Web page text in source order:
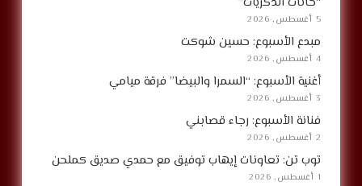
5 أغسطس, 2026
مبدع الأسبوع: حسين شوكت
4 أغسطس, 2026
أغنية الأسبوع: “السمرا والبيضا” فرقة ميامي
3 أغسطس, 2026
فنانة الأسبوع: رجاء قصابني
2 أغسطس, 2026
توب تن: تعاونات إيهاب توفيق مع حمدي صديق كملحن
1 أغسطس, 2026